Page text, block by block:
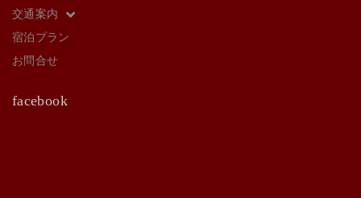
交通案内
宿泊プラン
お問合せ
facebook